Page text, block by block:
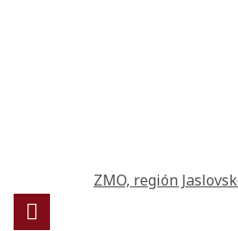
ZMO, región